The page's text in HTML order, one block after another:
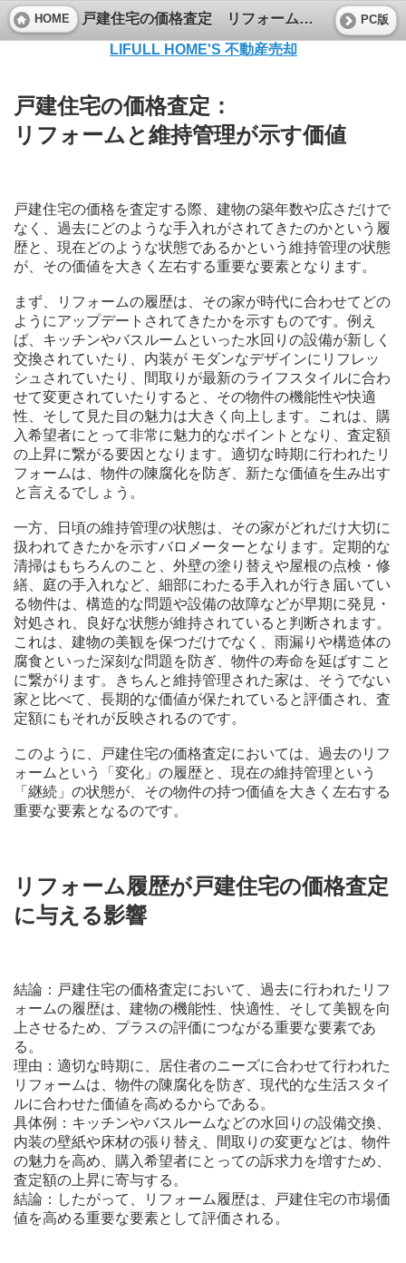
HOME 戸建住宅の価格査定 リフォームと維持管理が示す価値 PC版
LIFULL HOME'S 不動産売却
戸建住宅の価格査定：
リフォームと維持管理が示す価値
戸建住宅の価格を査定する際、建物の築年数や広さだけで
なく、過去にどのような手入れがされてきたのかという履
歴と、現在どのような状態であるかという維持管理の状態
が、その価値を大きく左右する重要な要素となります。
まず、リフォームの履歴は、その家が時代に合わせてどの
ようにアップデートされてきたかを示すものです。例え
ば、キッチンやバスルームといった水回りの設備が新しく
交換されていたり、内装が モダンなデザインにリフレッ
シュされていたり、間取りが最新のライフスタイルに合わ
せて変更されていたりすると、その物件の機能性や快適
性、そして見た目の魅力は大きく向上します。これは、購
入希望者にとって非常に魅力的なポイントとなり、査定額
の上昇に繋がる要因となります。適切な時期に行われたリ
フォームは、物件の陳腐化を防ぎ、新たな価値を生み出す
と言えるでしょう。
一方、日頃の維持管理の状態は、その家がどれだけ大切に
扱われてきたかを示すバロメーターとなります。定期的な
清掃はもちろんのこと、外壁の塗り替えや屋根の点検・修
繕、庭の手入れなど、細部にわたる手入れが行き届いてい
る物件は、構造的な問題や設備の故障などが早期に発見・
対処され、良好な状態が維持されていると判断されます。
これは、建物の美観を保つだけでなく、雨漏りや構造体の
腐食といった深刻な問題を防ぎ、物件の寿命を延ばすこと
に繋がります。きちんと維持管理された家は、そうでない
家と比べて、長期的な価値が保たれていると評価され、査
定額にもそれが反映されるのです。
このように、戸建住宅の価格査定においては、過去のリフ
ォームという「変化」の履歴と、現在の維持管理という
「継続」の状態が、その物件の持つ価値を大きく左右する
重要な要素となるのです。
リフォーム履歴が戸建住宅の価格査定
に与える影響
結論：戸建住宅の価格査定において、過去に行われたリフ
ォームの履歴は、建物の機能性、快適性、そして美観を向
上させるため、プラスの評価につながる重要な要素であ
る。
理由：適切な時期に、居住者のニーズに合わせて行われた
リフォームは、物件の陳腐化を防ぎ、現代的な生活スタイ
ルに合わせた価値を高めるからである。
具体例：キッチンやバスルームなどの水回りの設備交換、
内装の壁紙や床材の張り替え、間取りの変更などは、物件
の魅力を高め、購入希望者にとっての訴求力を増すため、
査定額の上昇に寄与する。
結論：したがって、リフォーム履歴は、戸建住宅の市場価
値を高める重要な要素として評価される。